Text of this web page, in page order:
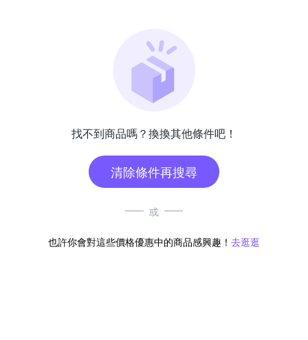
找不到商品嗎？換換其他條件吧！
清除條件再搜尋
或
也許你會對這些價格優惠中的商品感興趣！ 去逛逛